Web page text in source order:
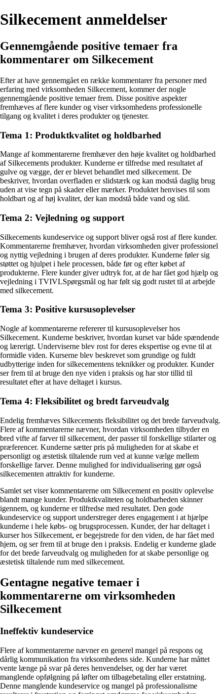
Silkecement anmeldelser
Gennemgående positive temaer fra
kommentarer om Silkecement
Efter at have gennemgået en række kommentarer fra personer med
erfaring med virksomheden Silkecement, kommer der nogle
gennemgående positive temaer frem. Disse positive aspekter
fremhæves af flere kunder og viser virksomhedens professionelle
tilgang og kvalitet i deres produkter og tjenester.
Tema 1: Produktkvalitet og holdbarhed
Mange af kommentarerne fremhæver den høje kvalitet og holdbarhed
af Silkecements produkter. Kunderne er tilfredse med resultatet af
gulve og vægge, der er blevet behandlet med silkecement. De
beskriver, hvordan overfladen er slidstærk og kan modstå daglig brug
uden at vise tegn på skader eller mærker. Produktet henvises til som
holdbart og af høj kvalitet, der kan modstå både vand og slid.
Tema 2: Vejledning og support
Silkecements kundeservice og support bliver også rost af flere kunder.
Kommentarerne fremhæver, hvordan virksomheden giver professionel
og nyttig vejledning i brugen af deres produkter. Kunderne føler sig
støttet og hjulpet i hele processen, både før og efter købet af
produkterne. Flere kunder giver udtryk for, at de har fået god hjælp og
vejledning i TVIVLSpørgsmål og har følt sig godt rustet til at arbejde
med silkecement.
Tema 3: Positive kursusoplevelser
Nogle af kommentarerne refererer til kursusoplevelser hos
Silkecement. Kunderne beskriver, hvordan kurset var både spændende
og lærerigt. Underviserne blev rost for deres ekspertise og evne til at
formidle viden. Kurserne blev beskrevet som grundige og fuldt
udbytterige inden for silkecementens teknikker og produkter. Kunder
ser frem til at bruge den nye viden i praksis og har stor tillid til
resultatet efter at have deltaget i kursus.
Tema 4: Fleksibilitet og bredt farveudvalg
Endelig fremhæves Silkecements fleksibilitet og det brede farveudvalg.
Flere af kommentarerne nævner, hvordan virksomheden tilbyder en
bred vifte af farver til silkecement, der passer til forskellige stilarter og
præferencer. Kunderne sætter pris på muligheden for at skabe et
personligt og æstetisk tiltalende rum ved at kunne vælge mellem
forskellige farver. Denne mulighed for individualisering gør også
silkecementen attraktiv for kunderne.
Samlet set viser kommentarerne om Silkecement en positiv oplevelse
blandt mange kunder. Produktkvaliteten og holdbarheden skinner
igennem, og kunderne er tilfredse med resultatet. Den gode
kundeservice og support understreger deres engagement i at hjælpe
kunderne i hele købs- og brugsprocessen. Kunder, der har deltaget i
kurser hos Silkecement, er begejstrede for den viden, de har fået med
hjem, og ser frem til at bruge den i praksis. Endelig er kunderne glade
for det brede farveudvalg og muligheden for at skabe personlige og
æstetisk tiltalende rum med silkecement.
Gentagne negative temaer i
kommentarerne om virksomheden
Silkecement
Ineffektiv kundeservice
Flere af kommentarerne nævner en generel mangel på respons og
dårlig kommunikation fra virksomhedens side. Kunderne har måttet
vente længe på svar på deres henvendelser, og der har været
manglende opfølgning på løfter om tilbagebetaling eller erstatning.
Denne manglende kundeservice og mangel på professionalisme